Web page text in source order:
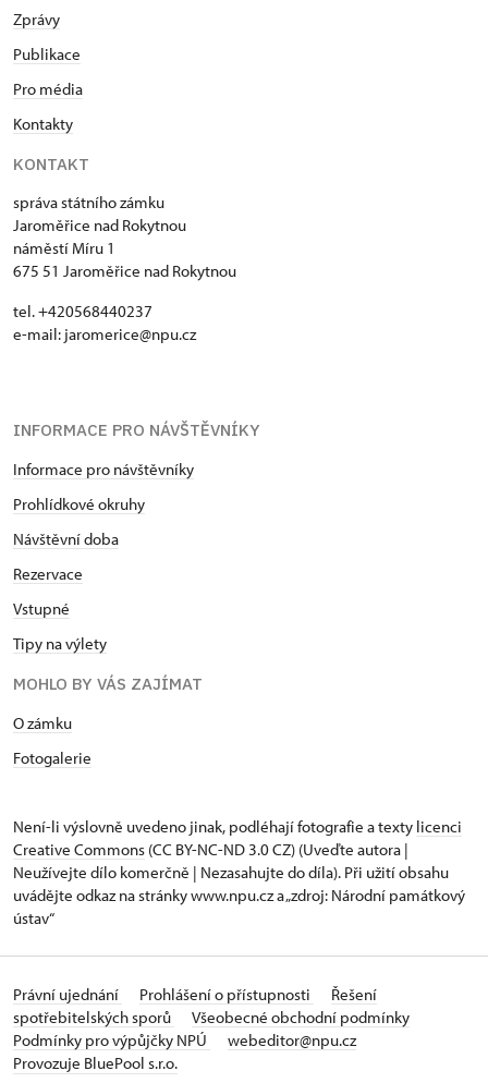
Zprávy
Publikace
Pro média
Kontakty
KONTAKT
správa státního zámku
Jaroměřice nad Rokytnou
náměstí Míru 1
675 51 Jaroměřice nad Rokytnou
tel. +420568440237
e-mail: jaromerice@npu.cz
INFORMACE PRO NÁVŠTĚVNÍKY
Informace pro návštěvníky
Prohlídkové okruhy
Návštěvní doba
Rezervace
Vstupné
Tipy na výlety
MOHLO BY VÁS ZAJÍMAT
O zámku
Fotogalerie
Není-li výslovně uvedeno jinak, podléhají fotografie a texty licenci
Creative Commons (CC BY-NC-ND 3.0 CZ) (Uveďte autora |
Neužívejte dílo komerčně | Nezasahujte do díla). Při užití obsahu
uvádějte odkaz na stránky www.npu.cz a „zdroj: Národní památkový
ústav“
Právní ujednání Prohlášení o přístupnosti
Řešení
spotřebitelských sporů
Všeobecné obchodní podmínky
Podmínky pro výpůjčky NPÚ
webeditor@npu.cz
Provozuje BluePool s.r.o.